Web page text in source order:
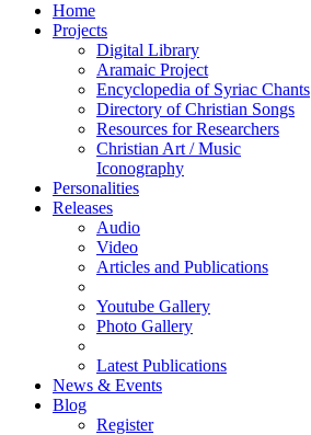
Home
Projects
Digital Library
Aramaic Project
Encyclopedia of Syriac Chants
Directory of Christian Songs
Resources for Researchers
Christian Art / Music
Iconography
Personalities
Releases
Audio
Video
Articles and Publications
Youtube Gallery
Photo Gallery
Latest Publications
News & Events
Blog
Register